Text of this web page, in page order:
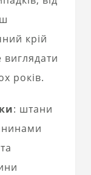
крій
років.
: штани